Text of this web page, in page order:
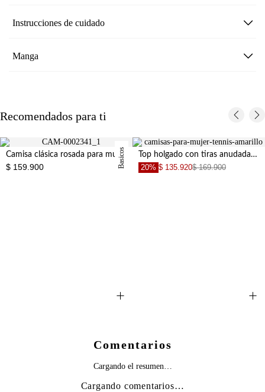
Instrucciones de cuidado
Manga
Recomendados para ti
Basicos
+
Camisa clásica rosada para mujer
$ 159.900
+
Top holgado con tiras anudadas en color amarillo pastel para mujer
20% $ 135.920$ 169.900
Comentarios
Cargando el resumen…
Cargando comentarios…